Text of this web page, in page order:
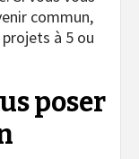
commun,
à 5 ou
poser